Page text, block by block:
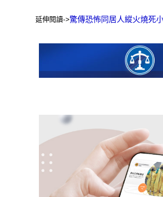
延伸閱讀->驚傳恐怖同居人縱火燒死